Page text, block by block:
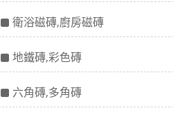
衛浴磁磚,廚房磁磚
地鐵磚,彩色磚
六角磚,多角磚